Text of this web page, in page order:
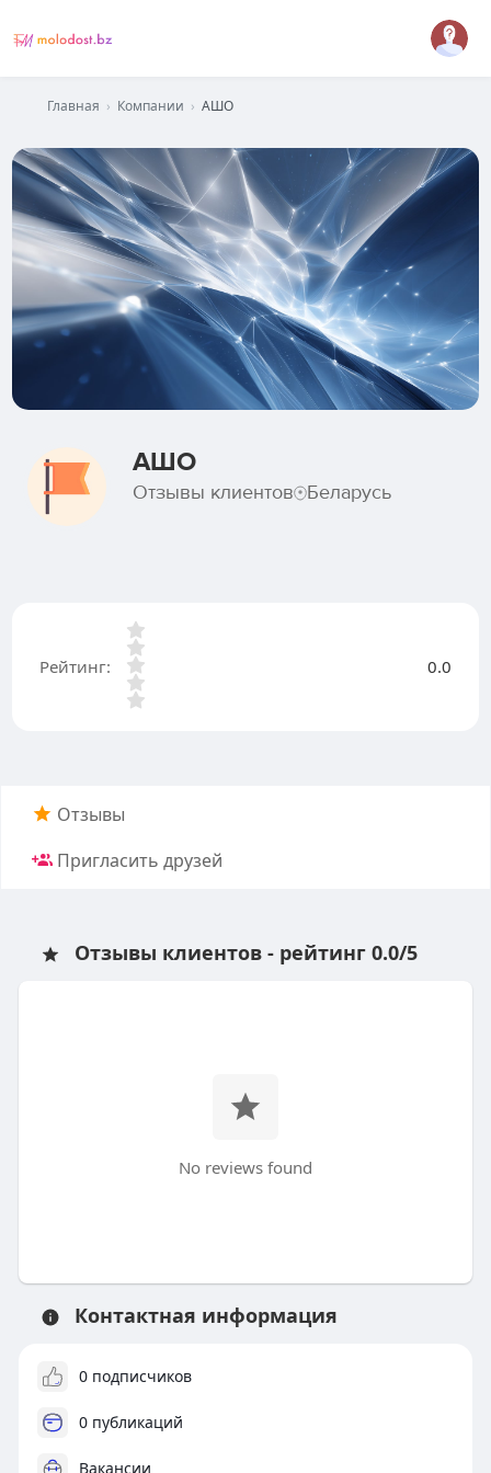
Главная › Компании › АШО
АШО
Отзывы клиентов Беларусь
Рейтинг: 0.0
Отзывы
Пригласить друзей
Отзывы клиентов - рейтинг 0.0/5
No reviews found
Контактная информация
0 подписчиков
0 публикаций
Вакансии